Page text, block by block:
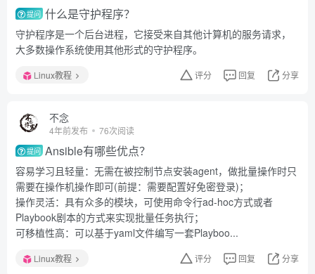
提问 什么是守护程序？
守护程序是一个后台进程，它接受来自其他计算机的服务请求，
大多数操作系统使用其他形式的守护程序。
Linux教程 评分 回复 分享
不念
4年前发布 76次阅读
提问 Ansible有哪些优点？
容易学习且轻量：无需在被控制节点安装agent，做批量操作时只
需要在操作机操作即可(前提：需要配置好免密登录)；
操作灵活：具有众多的模块，可使用命令行ad-hoc方式或者
Playbook剧本的方式来实现批量任务执行；
可移植性高：可以基于yaml文件编写一套Playboo...
Linux教程 评分 回复 分享